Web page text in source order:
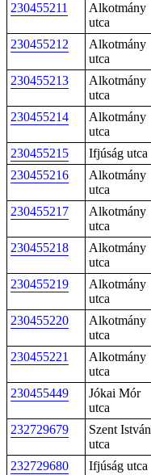
230455211
Alkotmány
utca
230455212
Alkotmány
utca
230455213
Alkotmány
utca
230455214
Alkotmány
utca
230455215 Ifjúság utca
230455216
Alkotmány
utca
230455217
Alkotmány
utca
230455218
Alkotmány
utca
230455219
Alkotmány
utca
230455220
Alkotmány
utca
230455221
Alkotmány
utca
230455449
Jókai Mór
utca
232729679
Szent István
utca
232729680 Ifjúság utca